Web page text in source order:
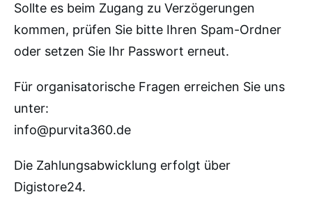
Sollte es beim Zugang zu Verzögerungen
kommen, prüfen Sie bitte Ihren Spam-Ordner
oder setzen Sie Ihr Passwort erneut.
Für organisatorische Fragen erreichen Sie uns
unter:
info@purvita360.de
Die Zahlungsabwicklung erfolgt über
Digistore24.